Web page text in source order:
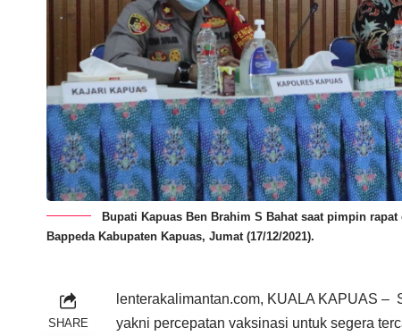
Bupati Kapuas Ben Brahim S Bahat saat pimpin
Bappeda Kabupaten Kapuas, Jumat (17/12/2021).
SHARE
lenterakalimantan.com, KUALA KAPUAS –
yakni percepatan vaksinasi untuk segera